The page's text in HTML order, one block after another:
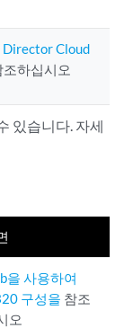
Director Cloud
조하십시오
있습니다. 자세
을 사용하여
구성을 참조
오